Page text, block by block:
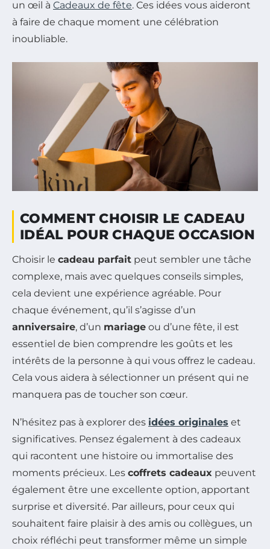
un œil à Cadeaux de fête. Ces idées vous aideront
à faire de chaque moment une célébration
inoubliable.
COMMENT CHOISIR LE CADEAU
IDÉAL POUR CHAQUE OCCASION
Choisir le cadeau parfait peut sembler une tâche
complexe, mais avec quelques conseils simples,
cela devient une expérience agréable. Pour
chaque événement, qu’il s’agisse d’un
anniversaire, d’un mariage ou d’une fête, il est
essentiel de bien comprendre les goûts et les
intérêts de la personne à qui vous offrez le cadeau.
Cela vous aidera à sélectionner un présent qui ne
manquera pas de toucher son cœur.
N’hésitez pas à explorer des idées originales et
significatives. Pensez également à des cadeaux
qui racontent une histoire ou immortalise des
moments précieux. Les coffrets cadeaux peuvent
également être une excellente option, apportant
surprise et diversité. Par ailleurs, pour ceux qui
souhaitent faire plaisir à des amis ou collègues, un
choix réfléchi peut transformer même un simple